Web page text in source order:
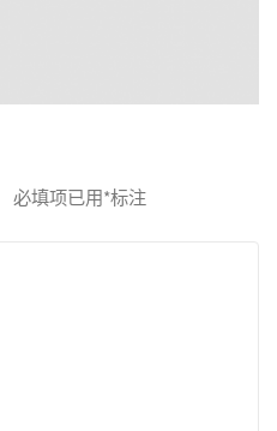
必填项已用*标注